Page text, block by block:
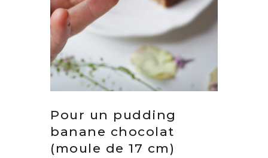
Pour un pudding
banane chocolat
(moule de 17 cm)